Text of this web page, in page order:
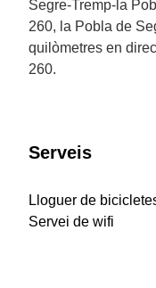
Segre-Tremp-la
260, la Pobla de
quilòmetres en
260.
Serveis
Lloguer de
Servei de wifi